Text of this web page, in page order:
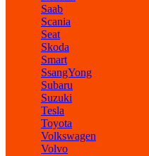
Saab
Scania
Seat
Skoda
Smart
SsangYong
Subaru
Suzuki
Tesla
Toyota
Volkswagen
Volvo